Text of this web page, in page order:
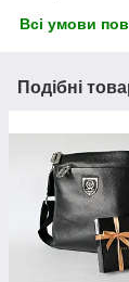
Всі умови
Подібні